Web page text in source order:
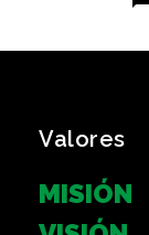
Valores
MISIÓN